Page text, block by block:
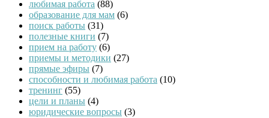
любимая работа (88)
образование для мам (6)
поиск работы (31)
полезные книги (7)
прием на работу (6)
приемы и методики (27)
прямые эфиры (7)
способности и любимая работа (10)
тренинг (55)
цели и планы (4)
юридические вопросы (3)